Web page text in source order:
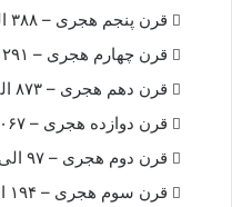
قرن پنجم هجری – ۳۸۸ الی ۴۸۵ شمسی
قرن چهارم هجری – ۲۹۱ الی ۳۸۸ شمسی
قرن دهم هجری – ۸۷۳ الی ۹۷۰ شمسی
قرن دوازده هجری – ۱۰۶۷ الی ۱۱۶۴ شمسی
قرن دوم هجری – ۹۷ الی ۱۹۴ شمسی
قرن سوم هجری – ۱۹۴ الی ۲۹۱ شمسی